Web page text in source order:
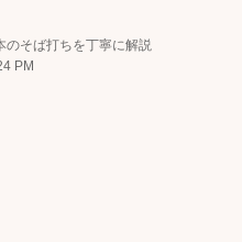
のそば打ちを丁寧に解説
PM